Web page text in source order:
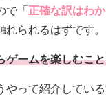
で「 正確な訳はわ
れられるはずです。
ームを楽しむこ
って紹介している